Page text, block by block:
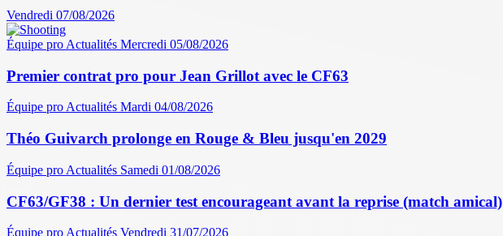
Vendredi 07/08/2026
Équipe pro Actualités Mercredi 05/08/2026
Premier contrat pro pour Jean Grillot avec le CF63
Équipe proActualités Mardi 04/08/2026
Théo Guivarch prolonge en Rouge & Bleu jusqu'en 2029
Équipe pro Actualités Samedi 01/08/2026
CF63/GF38 : Un dernier test encourageant avant la reprise (match amical)
Équipe pro Actualités Vendredi 31/07/2026